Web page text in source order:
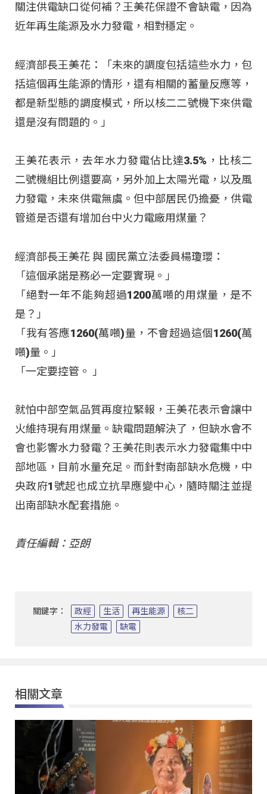
關注供電缺口從何補？王美花保證不會缺電，因為
近年再生能源及水力發電，相對穩定。
經濟部長王美花：「未來的調度包括這些水力，包
括這個再生能源的情形，還有相關的蓄量反應等，
都是新型態的調度模式，所以核二二號機下來供電
還是沒有問題的。」
王美花表示，去年水力發電佔比達3.5%，比核二
二號機組比例還要高，另外加上太陽光電，以及風
力發電，未來供電無虞。但中部居民仍擔憂，供電
管道是否還有增加台中火力電廠用煤量？
經濟部長王美花 與 國民黨立法委員楊瓊瓔：
「這個承諾是務必一定要實現。」
「絕對一年不能夠超過1200萬噸的用煤量，是不
是？」
「我有答應1260(萬噸)量，不會超過這個1260(萬
噸)量。」
「一定要控管。 」
就怕中部空氣品質再度拉緊報，王美花表示會讓中
火維持現有用煤量。缺電問題解決了，但缺水會不
會也影響水力發電？王美花則表示水力發電集中中
部地區，目前水量充足。而針對南部缺水危機，中
央政府1號起也成立抗旱應變中心，隨時關注並提
出南部缺水配套措施。
責任編輯：亞朗
關鍵字： 政經 生活 再生能源
核二
水力發電
缺電
相關文章